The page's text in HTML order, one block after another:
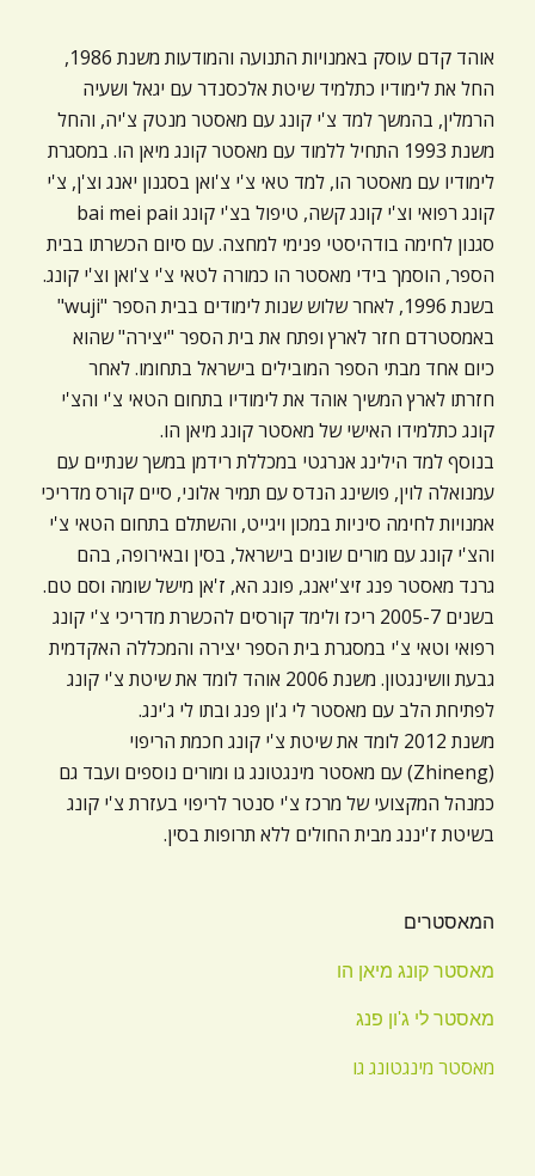
אוהד קדם עוסק באמנויות התנועה והמודעות משנת 1986,
החל את לימודיו כתלמיד שיטת אלכסנדר עם יגאל ושעיה
הרמלין, בהמשך למד צ'י קונג עם מאסטר מנטק צ'יה, והחל
משנת 1993 התחיל ללמוד עם מאסטר קונג מיאן הו. במסגרת
לימודיו עם מאסטר הו, למד טאי צ'י צ'ואן בסגנון יאנג וצ'ן, צ'י
קונג רפואי וצ'י קונג קשה, טיפול בצ'י קונג וbai mei pai
סגנון לחימה בודהיסטי פנימי למחצה. עם סיום הכשרתו בבית
הספר, הוסמך בידי מאסטר הו כמורה לטאי צ'י צ'ואן וצ'י קונג.
בשנת 1996, לאחר שלוש שנות לימודים בבית הספר "wuji"
באמסטרדם חזר לארץ ופתח את בית הספר "יצירה" שהוא
כיום אחד מבתי הספר המובילים בישראל בתחומו. לאחר
חזרתו לארץ המשיך אוהד את לימודיו בתחום הטאי צ'י והצ'י
קונג כתלמידו האישי של מאסטר קונג מיאן הו.
בנוסף למד הילינג אנרגטי במכללת רידמן במשך שנתיים עם
עמנואלה לוין, פושינג הנדס עם תמיר אלוני, סיים קורס מדריכי
אמנויות לחימה סיניות במכון ויגייט, והשתלם בתחום הטאי צ'י
והצ'י קונג עם מורים שונים בישראל, בסין ובאירופה, בהם
גרנד מאסטר פנג זיצ'יאנג, פונג הא, ז'אן מישל שומה וסם טם.
בשנים 2005-7 ריכז ולימד קורסים להכשרת מדריכי צ'י קונג
רפואי וטאי צ'י במסגרת בית הספר יצירה והמכללה האקדמית
גבעת וושינגטון. משנת 2006 אוהד לומד את שיטת צ'י קונג
לפתיחת הלב עם מאסטר לי ג'ון פנג ובתו לי ג'ינג.
משנת 2012 לומד את שיטת צ'י קונג חכמת הריפוי
(Zhineng) עם מאסטר מינגטונג גו ומורים נוספים ועבד גם
כמנהל המקצועי של מרכז צ'י סנטר לריפוי בעזרת צ'י קונג
בשיטת ז'יננג מבית החולים ללא תרופות בסין.
המאסטרים
מאסטר קונג מיאן הו
מאסטר לי ג'ון פנג
מאסטר מינגטונג גו